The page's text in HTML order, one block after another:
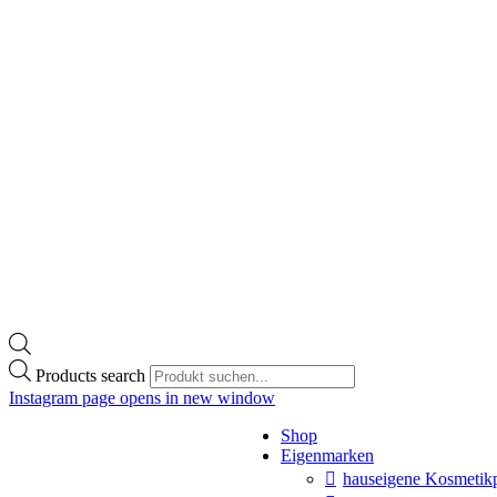
Products search
Instagram page opens in new window
Shop
Eigenmarken
hauseigene